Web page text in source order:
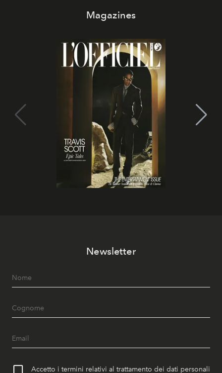
Magazines
Newsletter
Accetto i termini relativi al trattamento dei dati personali